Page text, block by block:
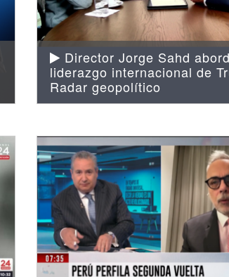
Director Jorge Sahd
liderazgo internacional de
Radar geopolítico